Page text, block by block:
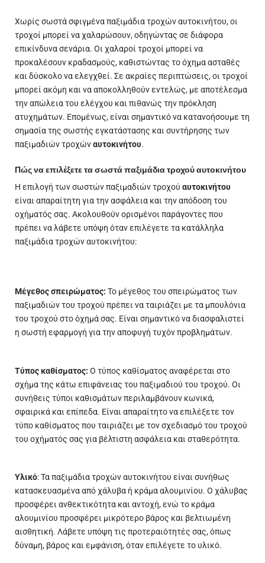
Χωρίς σωστά σφιγμένα παξιμάδια τροχών αυτοκινήτου, οι
τροχοί μπορεί να χαλαρώσουν, οδηγώντας σε διάφορα
επικίνδυνα σενάρια. Οι χαλαροί τροχοί μπορεί να
προκαλέσουν κραδασμούς, καθιστώντας το όχημα ασταθές
και δύσκολο να ελεγχθεί. Σε ακραίες περιπτώσεις, οι τροχοί
μπορεί ακόμη και να αποκολληθούν εντελώς, με αποτέλεσμα
την απώλεια του ελέγχου και πιθανώς την πρόκληση
ατυχημάτων. Επομένως, είναι σημαντικό να κατανοήσουμε τη
σημασία της σωστής εγκατάστασης και συντήρησης των
παξιμαδιών τροχώναυτοκινήτου.
Πώς να επιλέξετε τα σωστά παξιμάδια τροχού αυτοκινήτου
Η επιλογή των σωστών παξιμαδιών τροχού αυτοκινήτου
είναι απαραίτητη για την ασφάλεια και την απόδοση του
οχήματός σας. Ακολουθούν ορισμένοι παράγοντες που
πρέπει να λάβετε υπόψη όταν επιλέγετε τα κατάλληλα
παξιμάδια τροχών αυτοκινήτου:
Μέγεθος σπειρώματος: Το μέγεθος του σπειρώματος των
παξιμαδιών του τροχού πρέπει να ταιριάζει με τα μπουλόνια
του τροχού στο όχημά σας. Είναι σημαντικό να διασφαλιστεί
η σωστή εφαρμογή για την αποφυγή τυχόν προβλημάτων.
Τύπος καθίσματος: Ο τύπος καθίσματος αναφέρεται στο
σχήμα της κάτω επιφάνειας του παξιμαδιού του τροχού. Οι
συνήθεις τύποι καθισμάτων περιλαμβάνουν κωνικά,
σφαιρικά και επίπεδα. Είναι απαραίτητο να επιλέξετε τον
τύπο καθίσματος που ταιριάζει με τονσχεδιασμότου τροχού
του οχήματός σας για βέλτιστη ασφάλεια και σταθερότητα.
Υλικό: Τα παξιμάδια τροχών αυτοκινήτου είναι συνήθως
κατασκευασμένα από χάλυβα ή κράμα αλουμινίου. Ο χάλυβας
προσφέρει ανθεκτικότητα και αντοχή, ενώ το κράμα
αλουμινίου προσφέρει μικρότερο βάρος και βελτιωμένη
αισθητική. Λάβετε υπόψη τις προτεραιότητές σας, όπως
δύναμη, βάρος και εμφάνιση, όταν επιλέγετε το υλικό.